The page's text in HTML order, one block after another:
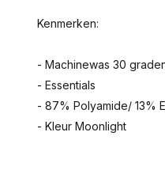
Kenmerken:
- Machinewas 30
- Essentials
- 87% Polyamide/ 13%
- Kleur Moonlight